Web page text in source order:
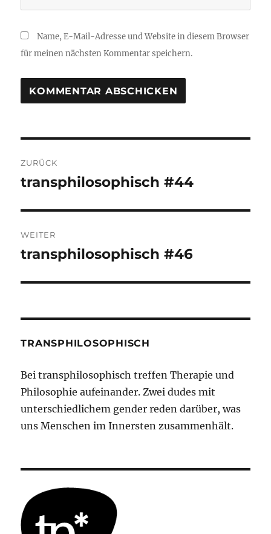
Name, E-Mail-Adresse und Website in diesem Browser
für meinen nächsten Kommentar speichern.
ZURÜCK
Vorheriger
transphilosophisch #44
WEITER
Nächster
transphilosophisch #46
TRANSPHILOSOPHISCH
Bei transphilosophisch treffen Therapie und
Philosophie aufeinander. Zwei dudes mit
unterschiedlichem gender reden darüber, was
uns Menschen im Innersten zusammenhält.